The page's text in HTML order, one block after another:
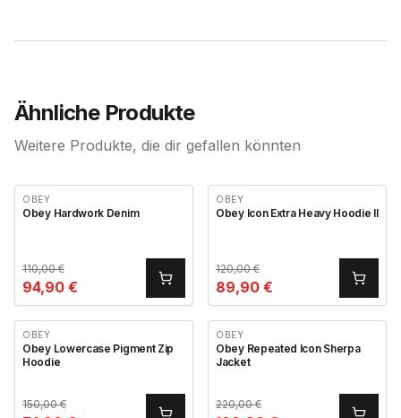
Ähnliche Produkte
Weitere Produkte, die dir gefallen könnten
OBEY
Obey Hardwork Denim
110,00€
94,90 €
OBEY
Obey Icon Extra Heavy Hoodie II
120,00€
89,90 €
OBEY
Obey Lowercase Pigment Zip
Hoodie
150,00€
OBEY
Obey Repeated Icon Sherpa
Jacket
220,00€